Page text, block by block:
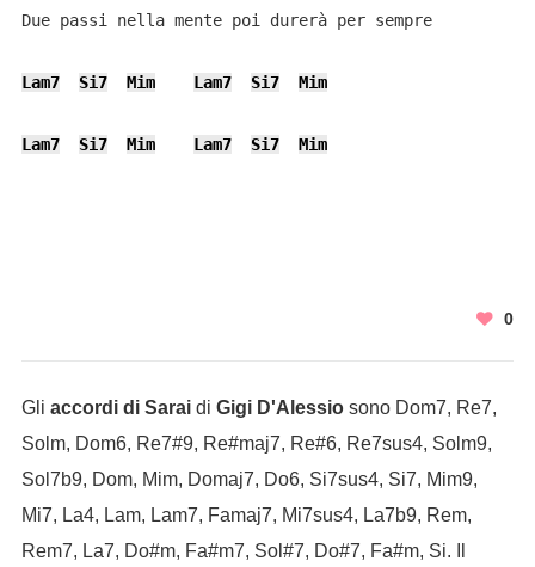
Due passi nella mente poi durerà per sempre
Lam7 Si7 Mim Lam7 Si7 Mim
Lam7 Si7 Mim Lam7 Si7 Mim
0
Gli accordi di Saraidi Gigi D'Alessiosono Dom7, Re7,
Solm, Dom6, Re7#9, Re#maj7, Re#6, Re7sus4, Solm9,
Sol7b9, Dom, Mim, Domaj7, Do6, Si7sus4, Si7, Mim9,
Mi7, La4, Lam, Lam7, Famaj7, Mi7sus4, La7b9, Rem,
Rem7, La7, Do#m, Fa#m7, Sol#7, Do#7, Fa#m, Si. Il